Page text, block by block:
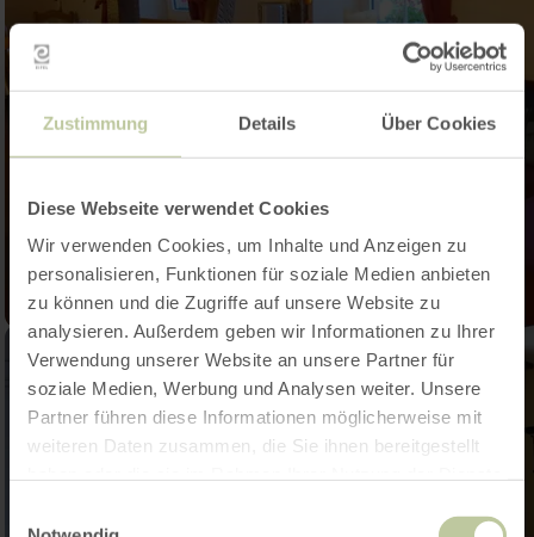
Zustimmung Details Über Cookies
Diese Webseite verwendet Cookies
Wir verwenden Cookies, um Inhalte und Anzeigen zu
personalisieren, Funktionen für soziale Medien anbieten
zu können und die Zugriffe auf unsere Website zu
analysieren. Außerdem geben wir Informationen zu Ihrer
Verwendung unserer Website an unsere Partner für
soziale Medien, Werbung und Analysen weiter. Unsere
Partner führen diese Informationen möglicherweise mit
weiteren Daten zusammen, die Sie ihnen bereitgestellt